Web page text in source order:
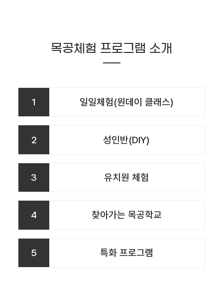
목공체험 프로그램 소개
1 일일체험(원데이 클래스)
2 성인반(DIY)
3 유치원 체험
4 찾아가는 목공학교
5 특화 프로그램